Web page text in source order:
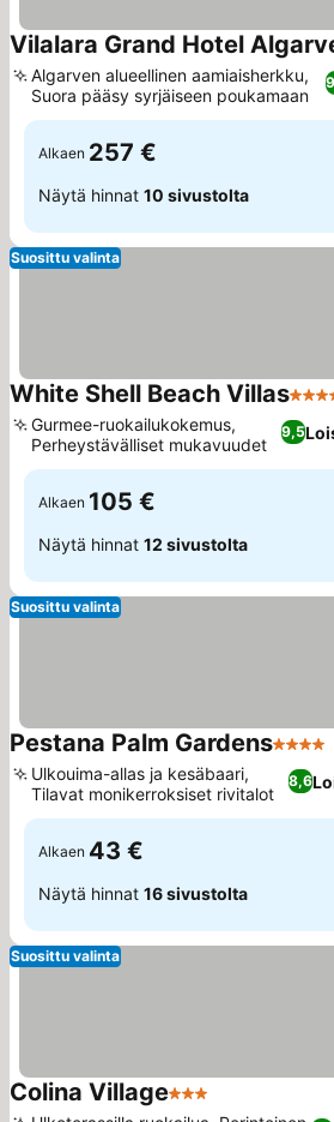
Vilalara Grand Hotel
Algarven alueellinen aamiaisherkku,
Suora pääsy syrjäiseen poukamaan
Alkaen 257 €
Näytä hinnat 10 sivustolta
Suosittu valinta
White Shell Beach Villas4
9,5
Gurmee-ruokailukokemus,
Perheystävälliset mukavuudet
Alkaen 105 €
Näytä hinnat 12 sivustolta
Suosittu valinta
Pestana Palm Gardens4
8,6
Ulkouima-allas ja kesäbaari,
Tilavat monikerroksiset rivitalot
Alkaen 43 €
Näytä hinnat 16 sivustolta
Suosittu valinta
Colina Village3 Tähtiluokitus